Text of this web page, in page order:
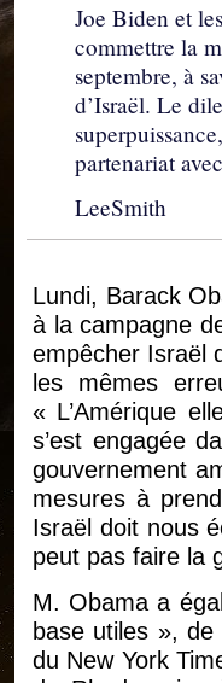
Joe Biden et
commettre la
septembre, à
d’Israël. Le
partenariat
LeeSmith
Lundi, Barack
à la campagne
empêcher Israël
les mêmes
« L’Amérique
s’est engagée
gouvernement
mesures à
Israël doit nous
peut pas faire la
M. Obama a
base utiles », de
du New York